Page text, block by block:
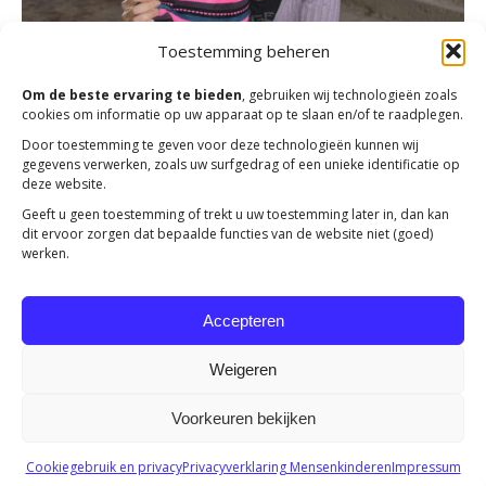
Toestemming beheren
Om de beste ervaring te bieden, gebruiken wij technologieën zoals
cookies om informatie op uw apparaat op te slaan en/of te raadplegen.
Door toestemming te geven voor deze technologieën kunnen wij
gegevens verwerken, zoals uw surfgedrag of een unieke identificatie op
deze website.
Geeft u geen toestemming of trekt u uw toestemming later in, dan kan
dit ervoor zorgen dat bepaalde functies van de website niet (goed)
werken.
Accepteren
Weigeren
Voorkeuren bekijken
Cookiegebruik en privacyPrivacyverklaring MensenkinderenImpressum
Huisnummer Toevoeging
Email
Postcode
Huisnummer
Postcode
Huisnummer Toevoeging
Straatnaam
Met uw donatie helpt u onze projecten te realiseren.
Onze vrienden in Oost-Europa zijn u dankbaar!